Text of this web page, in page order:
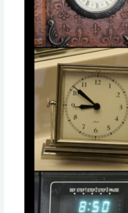
tener
una
úlcera?